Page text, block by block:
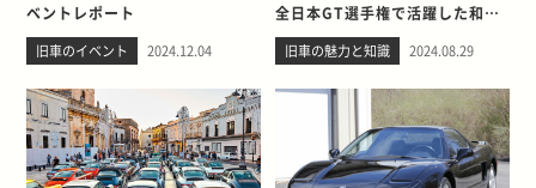
ベントレポート
旧車のイベント 2024.12.04
全日本GT選手権で活躍した和製
スーパーカーのすべて
旧車の魅力と知識 2024.08.29